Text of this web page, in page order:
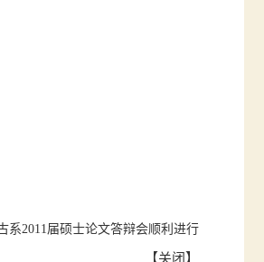
系2011届硕士论文答辩会顺利进行
【关闭 】